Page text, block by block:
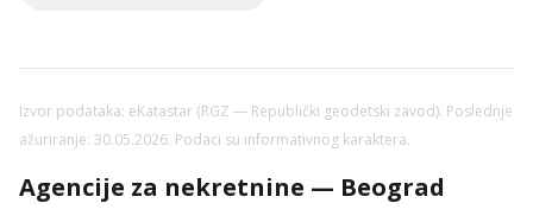
Izvor podataka: eKatastar (RGZ — Republički geodetski zavod). Poslednje
ažuriranje: 30.05.2026. Podaci su informativnog karaktera.
Agencije za nekretnine — Beograd